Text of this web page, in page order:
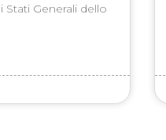
Generali dello